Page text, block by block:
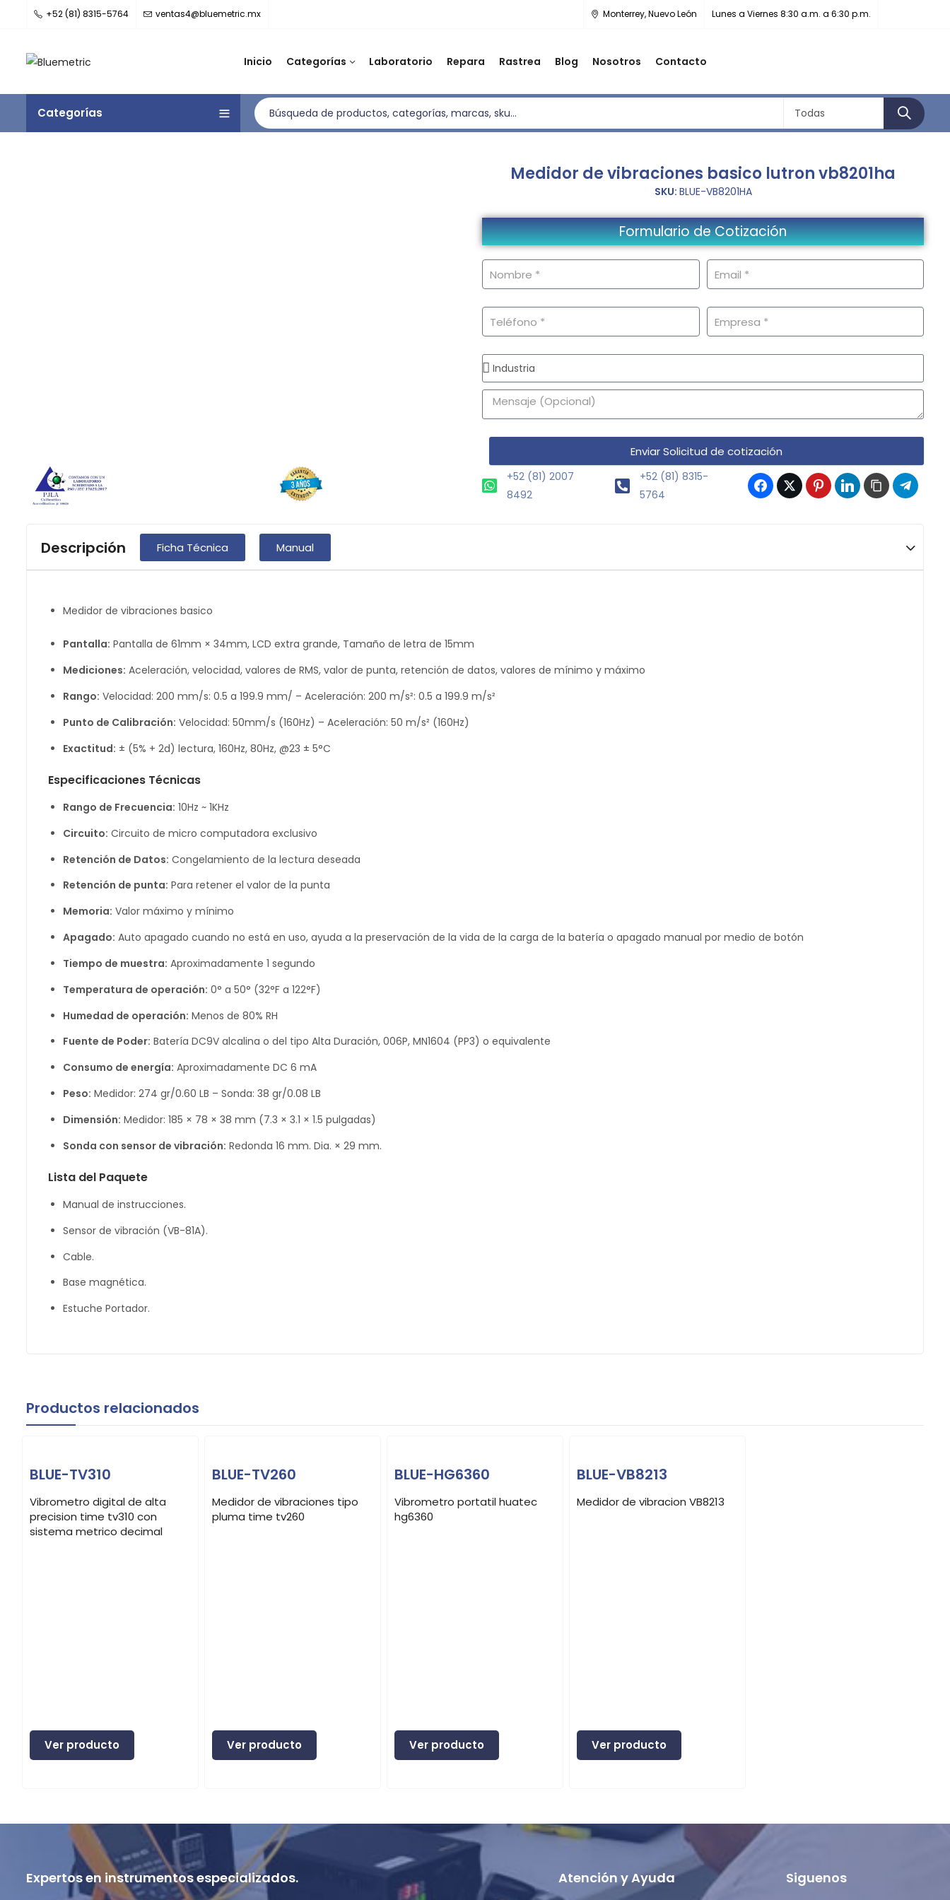
+52 (81) 8315-5764 ventas4@bluemetric.mx Monterrey, Nuevo León Lunes a Viernes 8:30 a.m. a 6:30 p.m.
Inicio Categorías Laboratorio Repara Rastrea Blog Nosotros Contacto
Categorías
Medidor de vibraciones basico lutron vb8201ha
SKU: BLUE-VB8201HA
Formulario de Cotización
Enviar Solicitud de cotización
+52 (81) 2007
8492
+52 (81) 8315-
5764
Descripción Ficha Técnica Manual
Medidor de vibraciones basico
Pantalla: Pantalla de 61mm × 34mm, LCD extra grande, Tamaño de letra de 15mm
Mediciones: Aceleración, velocidad, valores de RMS, valor de punta, retención de datos, valores de mínimo y máximo
Rango: Velocidad: 200 mm/s: 0.5 a 199.9 mm/ – Aceleración: 200 m/s²: 0.5 a 199.9 m/s²
Punto de Calibración: Velocidad: 50mm/s (160Hz) – Aceleración: 50 m/s² (160Hz)
Exactitud: ± (5% + 2d) lectura, 160Hz, 80Hz, @23 ± 5°C
Especificaciones Técnicas
Rango de Frecuencia: 10Hz ~ 1KHz
Circuito: Circuito de micro computadora exclusivo
Retención de Datos: Congelamiento de la lectura deseada
Retención de punta: Para retener el valor de la punta
Memoria: Valor máximo y mínimo
Apagado: Auto apagado cuando no está en uso, ayuda a la preservación de la vida de la carga de la batería o apagado manual por medio de botón
Tiempo de muestra: Aproximadamente 1 segundo
Temperatura de operación: 0° a 50° (32°F a 122°F)
Humedad de operación: Menos de 80% RH
Fuente de Poder: Batería DC9V alcalina o del tipo Alta Duración, 006P, MN1604 (PP3) o equivalente
Consumo de energía: Aproximadamente DC 6 mA
Peso: Medidor: 274 gr/0.60 LB – Sonda: 38 gr/0.08 LB
Dimensión: Medidor: 185 × 78 × 38 mm (7.3 × 3.1 × 1.5 pulgadas)
Sonda con sensor de vibración: Redonda 16 mm. Dia. × 29 mm.
Lista del Paquete
Manual de instrucciones.
Sensor de vibración (VB-81A).
Cable.
Base magnética.
Estuche Portador.
Productos relacionados
BLUE-TV310
Vibrometro digital de alta
precision time tv310 con
sistema metrico decimal
Ver producto
BLUE-TV260
Medidor de vibraciones tipo
pluma time tv260
Ver producto
BLUE-HG6360
Vibrometro portatil huatec
hg6360
Ver producto
BLUE-VB8213
Medidor de vibracion VB8213
Ver producto
Expertos en instrumentos especializados. Atención y Ayuda Siguenos